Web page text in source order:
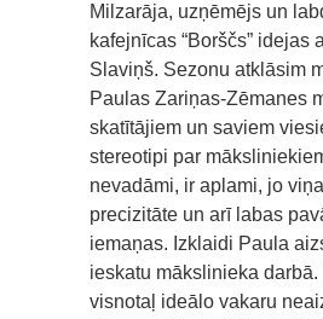
Milzarāja, uzņēmējs un
kafejnīcas “Borščs” idejas
Slaviņš. Sezonu atklāsim
Paulas Zariņas-Zēmanes
skatītājiem un saviem
stereotipi par
nevadāmi, ir aplami, jo
precizitāte un arī labas
iemaņas. Izklaidi Paula
ieskatu mākslinieka darbā.
visnotaļ ideālo vakaru